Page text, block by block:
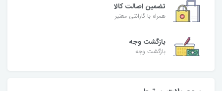
تضمین اصالت کالا
همراه با گارانتی معتبر
بازگشت وجه
بازگشت وجه